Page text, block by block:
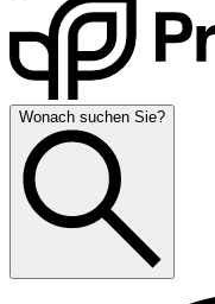
Wonach suchen Sie?